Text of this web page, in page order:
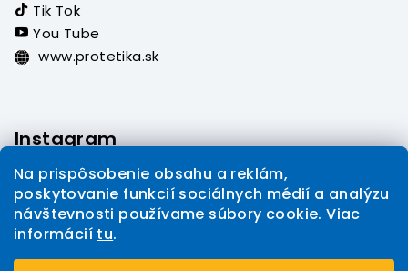
Na prispôsobenie obsahu a reklám,
poskytovanie funkcií sociálnych médií a analýzu
návštevnosti používame súbory cookie. Viac
informácií tu.
Tik Tok
You Tube
www.protetika.sk
Instagram
Sledovať na Instagrame